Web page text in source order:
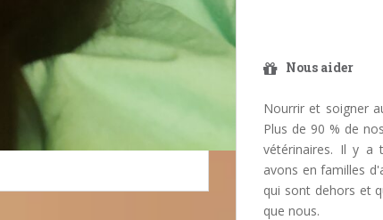
Nous aider
Nourrir et soigner
Plus de 90 % de
vétérinaires. Il y a
avons en familles
qui sont dehors et
que nous.